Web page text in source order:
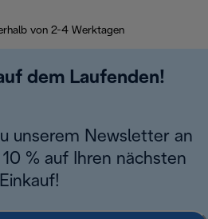
von 2-4 Werktagen
dem Laufenden!
unserem Newsletter an
% auf Ihren nächsten
Einkauf!